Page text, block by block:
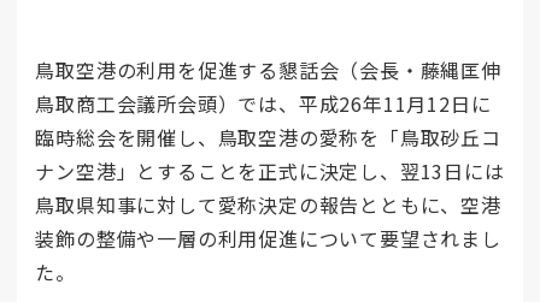
鳥取空港の利用を促進する懇話会（会長・藤縄匡伸
鳥取商工会議所会頭）では、平成26年11月12日に
臨時総会を開催し、鳥取空港の愛称を「鳥取砂丘コ
ナン空港」とすることを正式に決定し、翌13日には
鳥取県知事に対して愛称決定の報告とともに、空港
装飾の整備や一層の利用促進について要望されまし
た。